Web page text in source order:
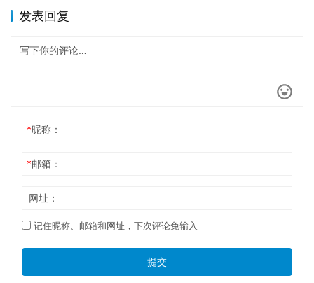
发表回复
*昵称：
*邮箱：
网址：
记住昵称、邮箱和网址，下次评论免输入
提交